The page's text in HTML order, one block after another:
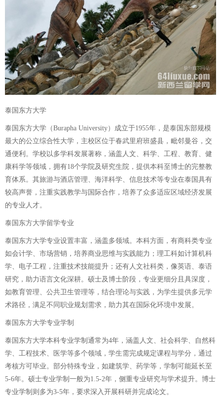
泰国东方大学
泰国东方大学（Burapha University）成立于1955年，是泰国东部规模
最大的公立综合性大学，主校区位于春武里府班盛县，毗邻曼谷，交
通便利。学校以多学科发展著称，涵盖人文、科学、工程、教育、健
康科学等领域，拥有18个学院及研究生院，提供本科至博士的完整教
育体系。其旅游与酒店管理、海洋科学、信息技术等专业在泰国具有
较高声誉，注重实践教学与国际合作，培养了众多适应区域经济发展
的专业人才。
泰国东方大学留学专业
泰国东方大学专业设置丰富，涵盖多领域。本科方面，有商科类专业
如会计学、市场营销，培养商业思维与实践能力；理工科如计算机科
学、电子工程，注重技术技能提升；还有人文社科类，像英语、泰语
研究，助力语言文化深耕。硕士及博士阶段，专业更细分且具深度，
如教育管理、公共卫生管理等，结合理论与实践，为学生提供多元学
术路径，满足不同职业规划需求，助力其在国际化环境中发展。
泰国东方大学专业学制
泰国东方大学本科专业学制通常为4年，涵盖人文、社会科学、自然科
学、工程技术、医学等多个领域，学生需完成规定课程与学分，通过
考核方可毕业。部分特殊专业，如建筑学、药学等，学制可能延长至
5-6年。硕士专业学制一般为1.5-2年，侧重专业研究与学术提升。博士
专业学制则多为3-5年，要求深入开展科研并完成论文。